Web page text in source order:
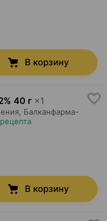
В корзину
40 г ×1
Балканфарма-
В корзину